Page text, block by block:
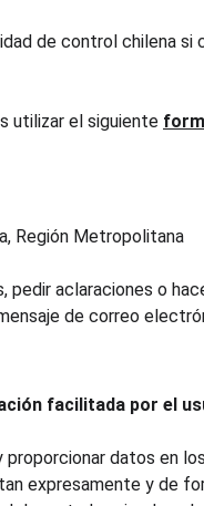
de control chilena
utilizar el siguiente
Región Metropolitana
aclaraciones o
de correo
facilitada por el
proporcionar datos en
expresamente y de